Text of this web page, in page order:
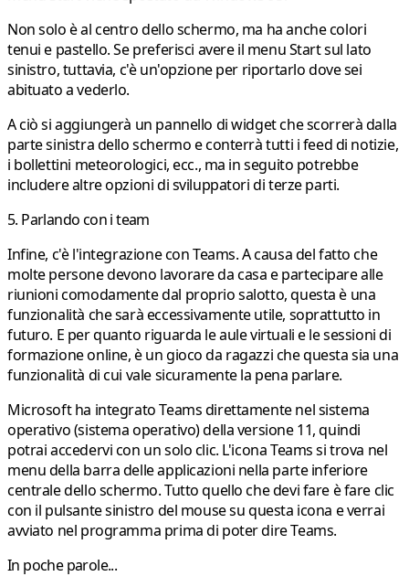
Non solo è al centro dello schermo, ma ha anche colori
tenui e pastello. Se preferisci avere il menu Start sul lato
sinistro, tuttavia, c'è un'opzione per riportarlo dove sei
abituato a vederlo.
A ciò si aggiungerà un pannello di widget che scorrerà dalla
parte sinistra dello schermo e conterrà tutti i feed di notizie,
i bollettini meteorologici, ecc., ma in seguito potrebbe
includere altre opzioni di sviluppatori di terze parti.
5. Parlando con i team
Infine, c'è l'integrazione con Teams. A causa del fatto che
molte persone devono lavorare da casa e partecipare alle
riunioni comodamente dal proprio salotto, questa è una
funzionalità che sarà eccessivamente utile, soprattutto in
futuro. E per quanto riguarda le aule virtuali e le sessioni di
formazione online, è un gioco da ragazzi che questa sia una
funzionalità di cui vale sicuramente la pena parlare.
Microsoft ha integrato Teams direttamente nel sistema
operativo (sistema operativo) della versione 11, quindi
potrai accedervi con un solo clic. L'icona Teams si trova nel
menu della barra delle applicazioni nella parte inferiore
centrale dello schermo. Tutto quello che devi fare è fare clic
con il pulsante sinistro del mouse su questa icona e verrai
avviato nel programma prima di poter dire Teams.
In poche parole...